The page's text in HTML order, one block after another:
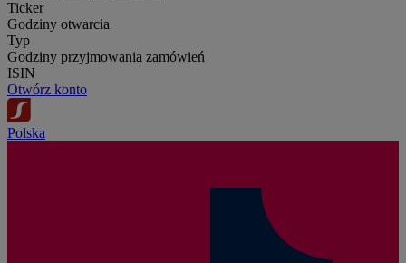
Ticker
Godziny otwarcia
Typ
Godziny przyjmowania zamówień
ISIN
Otwórz konto
Polska